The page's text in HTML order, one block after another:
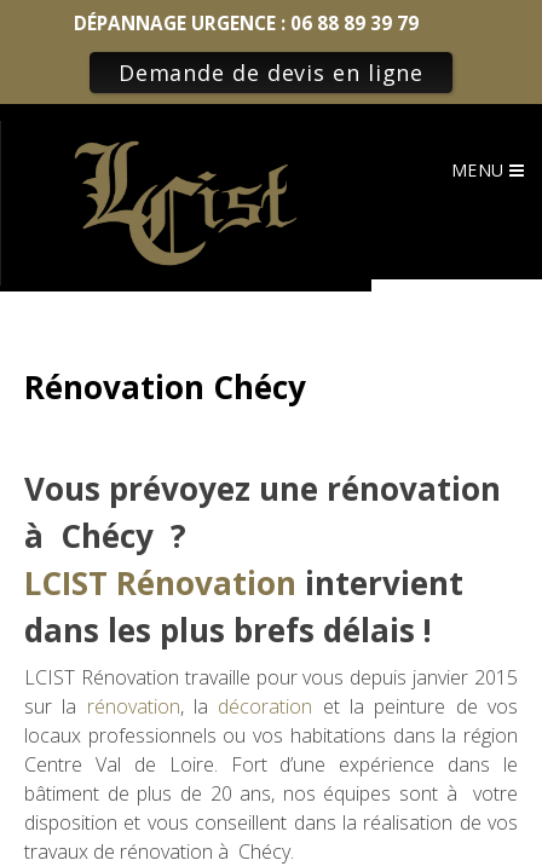
Skip
MENU
Rénovation Chécy
Vous prévoyez une rénovation
à Chécy ?
LCIST Rénovation intervient
dans les plus brefs délais !
LCIST Rénovation travaille pour vous depuis janvier 2015
sur la rénovation, la décoration et la peinture de vos
locaux professionnels ou vos habitations dans la région
Centre Val de Loire. Fort d’une expérience dans le
bâtiment de plus de 20 ans, nos équipes sont à votre
disposition et vous conseillent dans la réalisation de vos
travaux de rénovation à Chécy.
DÉPANNAGE URGENCE : 06 88 89 39 79
Demande de devis en ligne